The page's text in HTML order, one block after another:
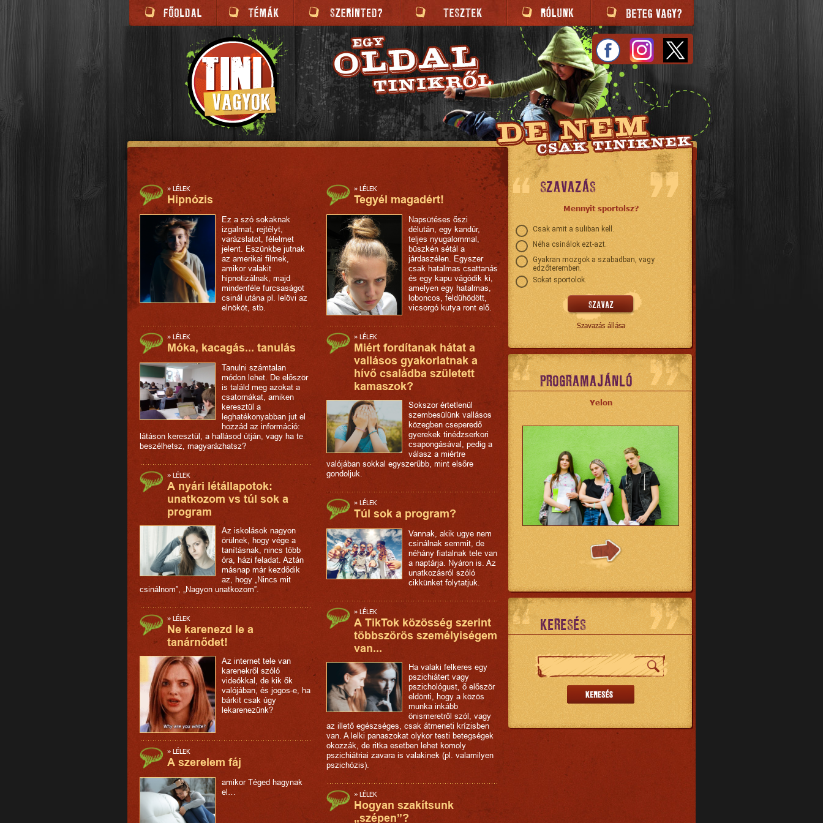
» LÉLEK
Hipnózis
Ez a szó sokaknak
izgalmat, rejtélyt,
varázslatot, félelmet
jelent. Eszünkbe jutnak
az amerikai filmek,
amikor valakit
hipnotizálnak, majd
mindenféle furcsaságot
csinál utána pl. lelövi az
elnököt, stb.
» LÉLEK
Móka, kacagás... tanulás
Tanulni számtalan
módon lehet. De először
is találd meg azokat a
csatornákat, amiken
keresztül a
leghatékonyabban jut el
hozzád az információ:
látáson keresztül, a hallásod útján, vagy ha te
beszélhetsz, magyarázhatsz?
» LÉLEK
A nyári létállapotok:
unatkozom vs túl sok a
program
Az iskolások nagyon
örülnek, hogy vége a
tanításnak, nincs több
óra, házi feladat. Aztán
másnap már kezdődik
az, hogy „Nincs mit
csinálnom”, „Nagyon unatkozom”.
» LÉLEK
Ne karenezd le a
tanárnődet!
Az internet tele van
karenekről szóló
videókkal, de kik ők
valójában, és jogos-e, ha
bárkit csak úgy
lekarenezünk?
» LÉLEK
A szerelem fáj
amikor Téged hagynak
el…
» LÉLEK
Tegyél magadért!
Napsütéses őszi
délután, egy kandúr,
teljes nyugalommal,
büszkén sétál a
járdaszélen. Egyszer
csak hatalmas csattanás
és egy kapu vágódik ki,
amelyen egy hatalmas,
loboncos, feldühödött,
vicsorgó kutya ront elő.
» LÉLEK
Miért fordítanak hátat a
vallásos gyakorlatnak a
hívő családba született
kamaszok?
Sokszor értetlenül
szembesülünk vallásos
közegben cseperedő
gyerekek tinédzserkori
csapongásával, pedig a
válasz a miértre
valójában sokkal egyszerűbb, mint elsőre
gondoljuk.
» LÉLEK
Túl sok a program?
Vannak, akik ugye nem
csinálnak semmit, de
néhány fiatalnak tele van
a naptárja. Nyáron is. Az
unatkozásról szóló
cikkünket folytatjuk.
» LÉLEK
A TikTok közösség szerint
többszörös személyiségem
van...
Ha valaki felkeres egy
pszichiátert vagy
pszichológust, ő először
eldönti, hogy a közös
munka inkább
önismeretről szól, vagy
az illető egészséges, csak átmeneti krízisben
van. A lelki panaszokat olykor testi betegségek
okozzák, de ritka esetben lehet komoly
pszichiátriai zavara is valakinek (pl. valamilyen
pszichózis).
» LÉLEK
Hogyan szakítsunk
„szépen”?
SZAVAZÁS
Mennyit sportolsz?
Csak amit a suliban kell.
Néha csinálok ezt-azt.
Gyakran mozgok a szabadban, vagy
edzőteremben.
Sokat sportolok.
Szavazás állása
PROGRAMAJÁNLÓ
Yelon
KERESÉS